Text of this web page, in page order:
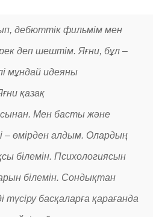
дебюттік фильмім мен
деп шештім. Яғни, бұл –
мұндай идеяны
қазақ
Мен басты және
– өмірден алдым. Олардың
білемін. Психологиясын
білемін. Сондықтан
түсіру басқаларға қарағанда